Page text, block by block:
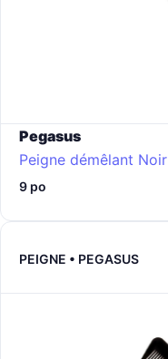
Pegasus
Peigne démêlant Noir
9 po
PEIGNE • PEGASUS